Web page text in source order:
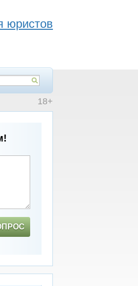
юристов
18+